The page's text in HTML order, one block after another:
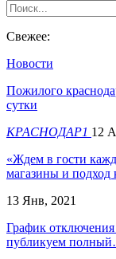
Свежее:
Новости
Пожилого
сутки
КРАСНОДАР1 12
«Ждем в гости
магазины и
13 Янв, 2021
График
публикуем